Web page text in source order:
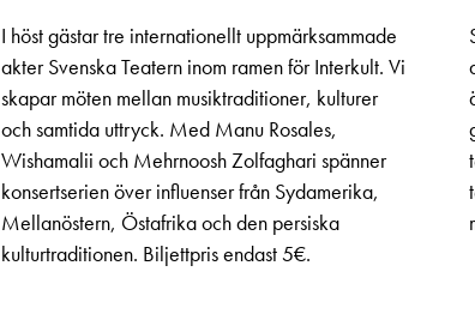
I höst gästar tre internationellt uppmärksammade
akter Svenska Teatern inom ramen för Interkult. Vi
skapar möten mellan musiktraditioner, kulturer
och samtida uttryck. Med Manu Rosales,
Wishamalii och Mehrnoosh Zolfaghari spänner
konsertserien över influenser från Sydamerika,
Mellanöstern, Östafrika och den persiska
kulturtraditionen. Biljettpris endast 5€.